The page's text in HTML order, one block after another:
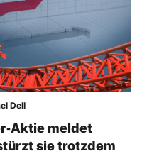
Dell
meldet
sie trotzdem